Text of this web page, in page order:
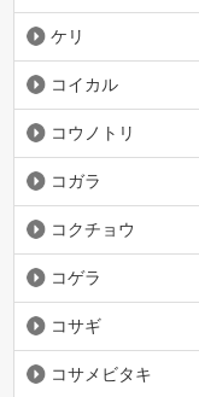
ケリ
コイカル
コウノトリ
コガラ
コクチョウ
コゲラ
コサギ
コサメビタキ